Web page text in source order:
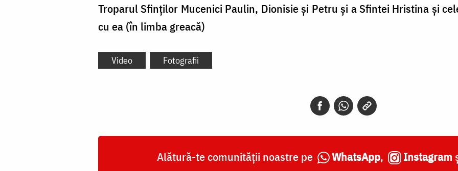
Troparul Sfinților Mucenici Paulin, Dionisie și Petru și a Sfintei Hristina și
cu ea (în limba greacă)
Video Fotografii
Alătură-te comunității noastre pe WhatsApp, Instagram